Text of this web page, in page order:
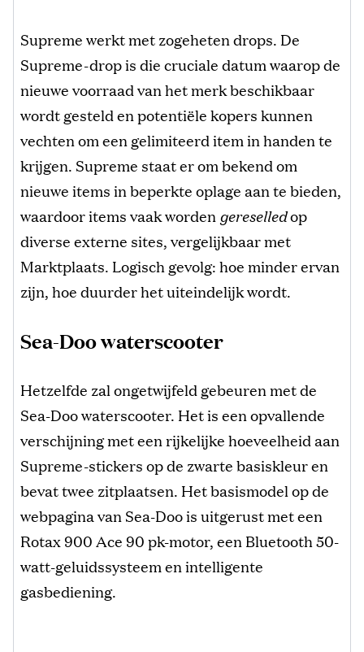
Supreme werkt met zogeheten drops. De
Supreme-drop is die cruciale datum waarop de
nieuwe voorraad van het merk beschikbaar
wordt gesteld en potentiële kopers kunnen
vechten om een gelimiteerd item in handen te
krijgen. Supreme staat er om bekend om
nieuwe items in beperkte oplage aan te bieden,
waardoor items vaak worden gereselledop
diverse externe sites, vergelijkbaar met
Marktplaats. Logisch gevolg: hoe minder ervan
zijn, hoe duurder het uiteindelijk wordt.
Sea-Doo waterscooter
Hetzelfde zal ongetwijfeld gebeuren met de
Sea-Doo waterscooter. Het is een opvallende
verschijning met een rijkelijke hoeveelheid aan
Supreme-stickers op de zwarte basiskleur en
bevat twee zitplaatsen. Het basismodel op de
webpagina van Sea-Doo is uitgerust met een
Rotax 900 Ace 90 pk-motor, een Bluetooth 50-
watt-geluidssysteem en intelligente
gasbediening.